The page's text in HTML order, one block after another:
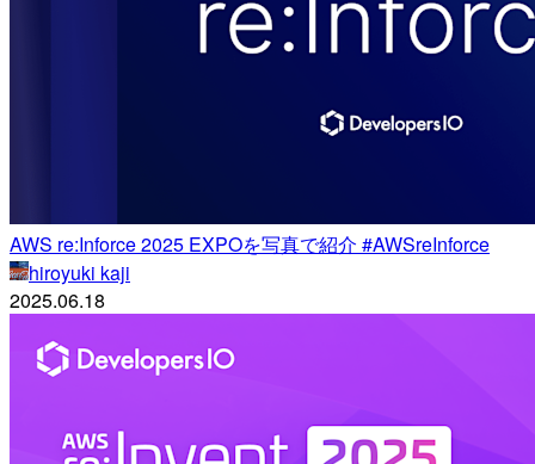
AWS re:Inforce 2025 EXPOを写真で紹介 #AWSreInforce
hiroyuki kaji
2025.06.18